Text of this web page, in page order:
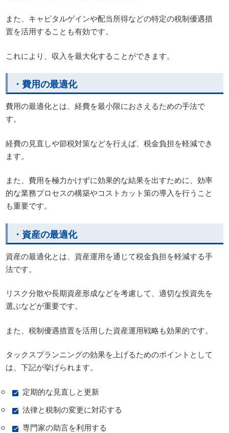
また、キャピタルゲインや配当所得などの特定の税制優遇措
置を活用することも有効です。
これにより、収入を最大化することができます。
・費用の最適化
費用の最適化とは、経費を最小限におさえるための手法で
す。
経費の見直しや節税対策などを行えば、税金負担を軽減でき
ます。
また、費用を極力かけずに効果的な結果を出すために、効率
的な業務プロセスの構築やコストカット策の導入を行うこと
も重要です。
・資産の最適化
資産の最適化とは、資産運用を通じて税金負担を軽減する手
法です。
リスク分散や長期資産形成などを考慮して、適切な投資先を
選ぶなどが重要です。
また、税制優遇措置を活用した資産運用戦略も効果的です。
タックスプランニングの効果を上げるためのポイントとして
は、下記が挙げられます。
定期的な見直しと更新
法律と税制の変更に対応する
専門家の助言を利用する